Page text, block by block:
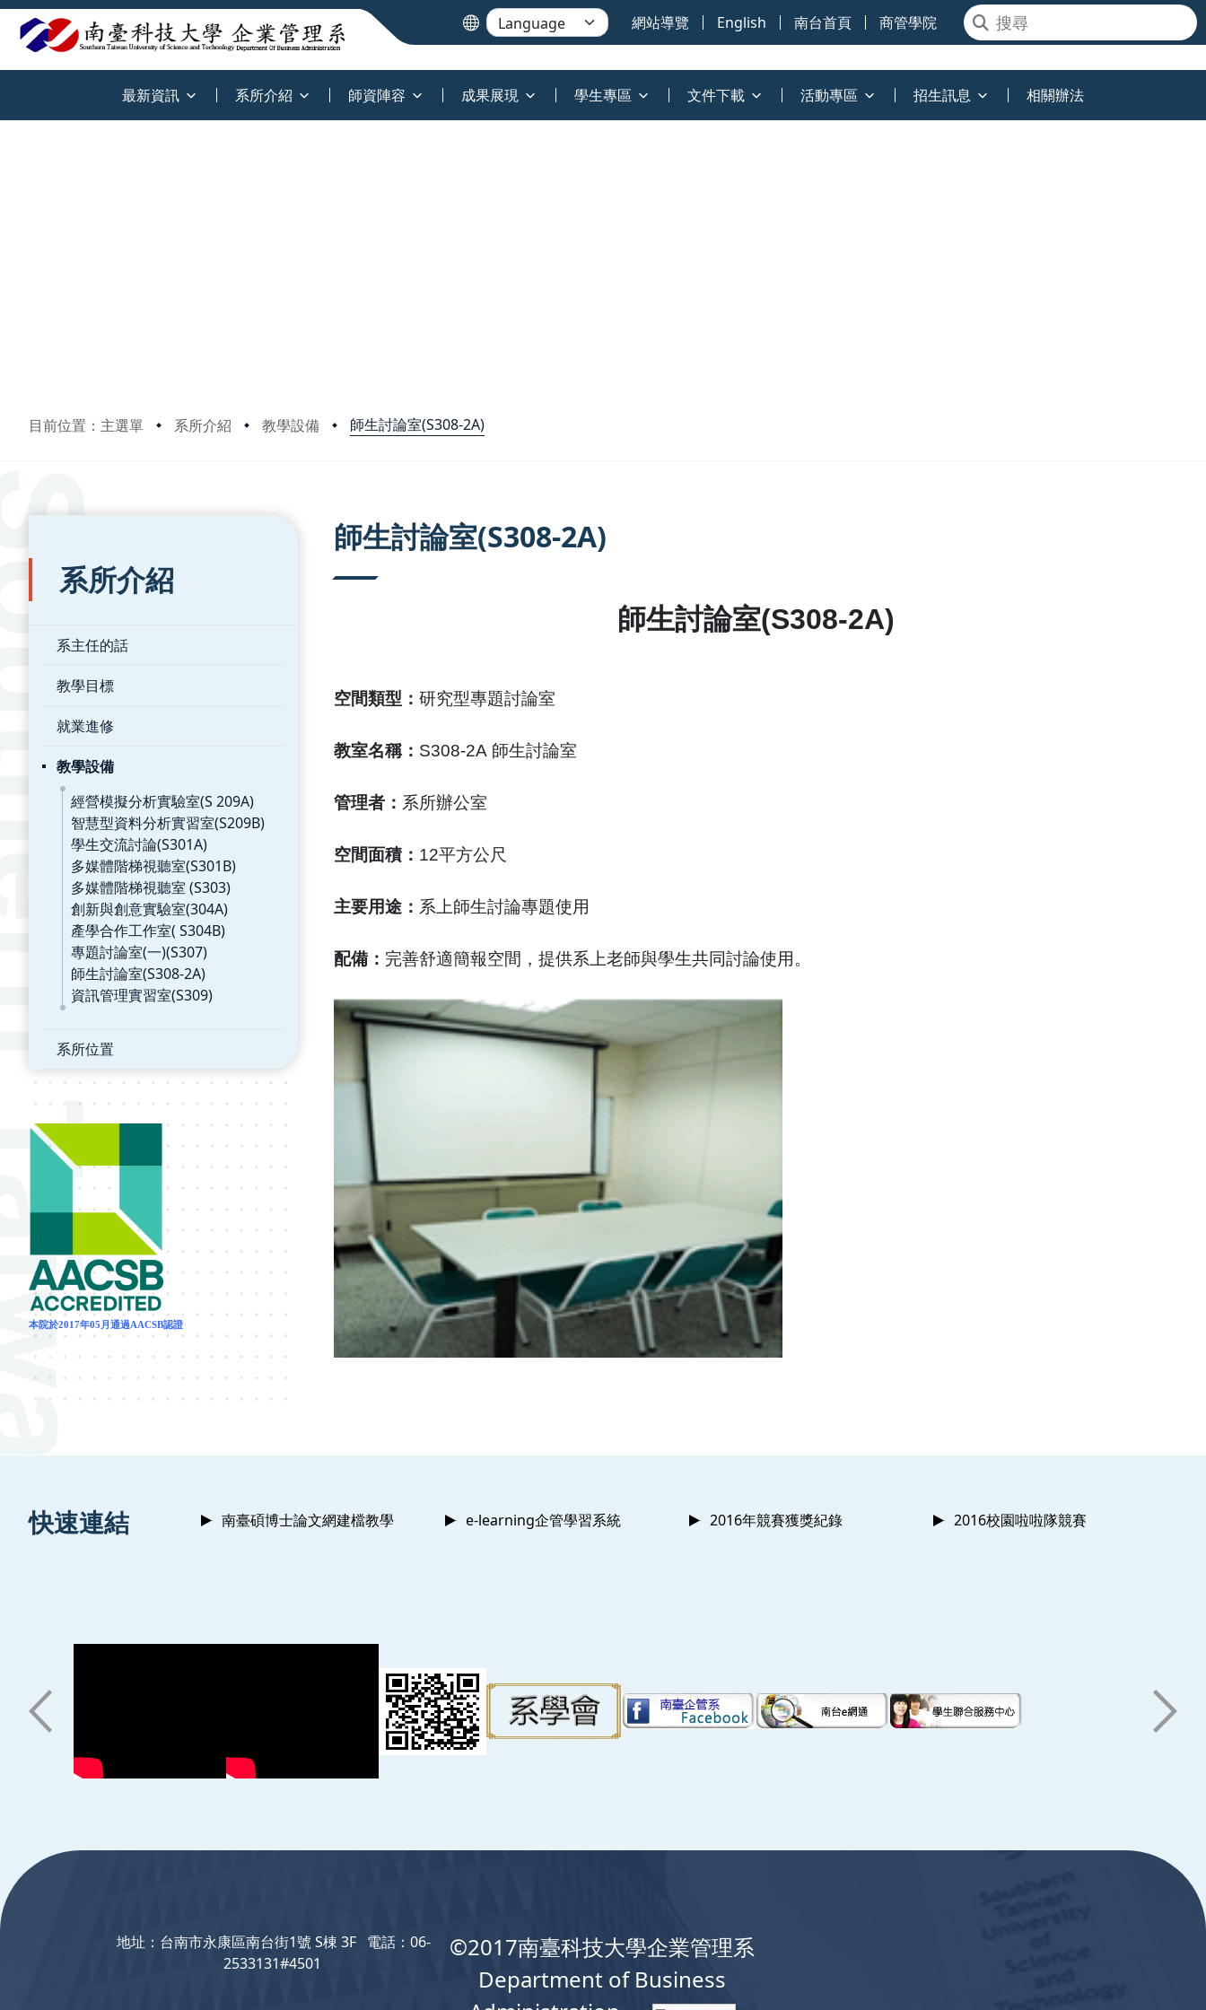
網站導覽 English 南台首頁 商管學院
最新資訊 系所介紹 師資陣容 成果展現 學生專區 文件下載 活動專區 招生訊息 相關辦法
目前位置：主選單 系所介紹 教學設備 師生討論室(S308-2A)
:::
系所介紹
系主任的話
教學目標
就業進修
教學設備
經營模擬分析實驗室(S 209A)
智慧型資料分析實習室(S209B)
學生交流討論(S301A)
多媒體階梯視聽室(S301B)
多媒體階梯視聽室 (S303)
創新與創意實驗室(304A)
產學合作工作室( S304B)
專題討論室(一)(S307)
師生討論室(S308-2A)
資訊管理實習室(S309)
系所位置
本院於2017年05月通過AACSB認證
師生討論室(S308-2A)
師生討論室(S308-2A)
空間類型： 研究型專題討論室
教室名稱： S308-2A 師生討論室
管理者： 系所辦公室
空間面積： 12平方公尺
主要用途： 系上師生討論專題使用
配備： 完善舒適簡報空間，提供系上老師與學生共同討論使用。
快速連結 南臺碩博士論文網建檔教學 e-learning企管學習系統 2016年競賽獲獎紀錄 2016校園啦啦隊競賽
©2017南臺科技大學企業管理系
Department of Business
地址：台南市永康區南台街1號 S棟 3F 電話：06-
2533131#4501